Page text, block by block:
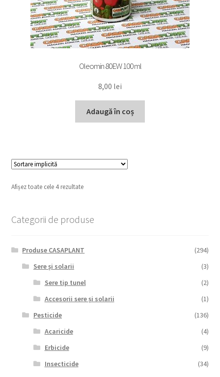
Oleomin 80EW 100 ml
8,00 lei
Adaugă în coș
Afișez toate cele 4 rezultate
Categorii de produse
Produse CASAPLANT
(294)
Sere și solarii
(3)
Sere tip tunel
(2)
Accesorii sere și solarii
(1)
Pesticide
(136)
Acaricide
(4)
Erbicide
(9)
Insecticide
(34)